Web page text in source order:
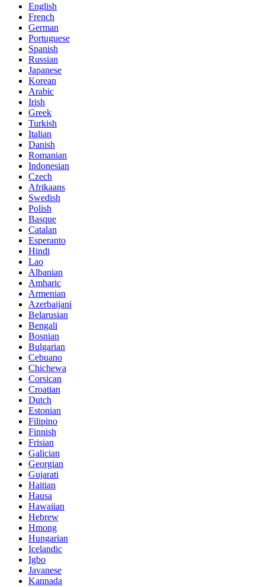
English
French
German
Portuguese
Spanish
Russian
Japanese
Korean
Arabic
Irish
Greek
Turkish
Italian
Danish
Romanian
Indonesian
Czech
Afrikaans
Swedish
Polish
Basque
Catalan
Esperanto
Hindi
Lao
Albanian
Amharic
Armenian
Azerbaijani
Belarusian
Bengali
Bosnian
Bulgarian
Cebuano
Chichewa
Corsican
Croatian
Dutch
Estonian
Filipino
Finnish
Frisian
Galician
Georgian
Gujarati
Haitian
Hausa
Hawaiian
Hebrew
Hmong
Hungarian
Icelandic
Igbo
Javanese
Kannada